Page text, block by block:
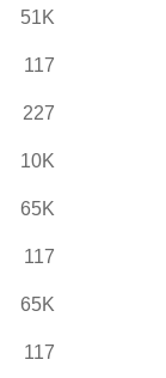
51K
117
227
10K
65K
117
65K
117